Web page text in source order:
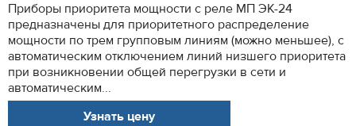
Приборы приоритета мощности с реле МП ЭК-24
предназначены для приоритетного распределение
мощности по трем групповым линиям (можно меньшее), с
автоматическим отключением линий низшего приоритета
при возникновении общей перегрузки в сети и
автоматическим...
Узнать цену